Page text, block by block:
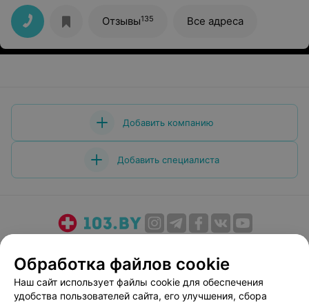
диагнозы, которые собирала по «супер-клиникам»
несколько лет. И грустно, что раньше не обратилась к
этому врачу, и радостно одновременно, что такие
врачи существуют вообще!
Отзывы135 Все адреса
Добавить компанию
Добавить специалиста
Медицинский маркетинг
Публичный договор
Пользовательское соглашение
Способы оплаты
Вакансии
Партнеры
Обработка файлов cookie
Наш сайт использует файлы cookie для обеспечения
удобства пользователей сайта, его улучшения, сбора